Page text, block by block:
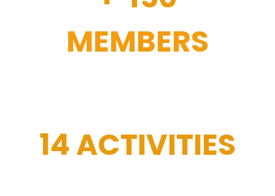
MEMBERS
14 ACTIVITIES